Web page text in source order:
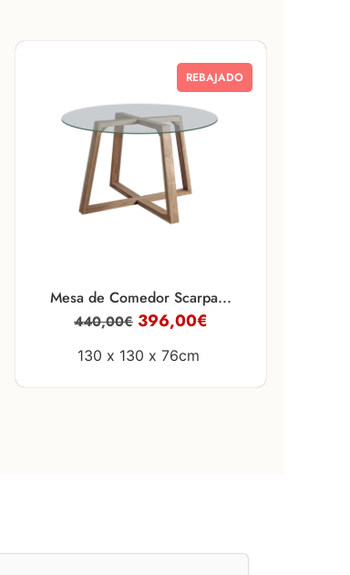
REBAJADO
Mesa de Comedor Scarpa...
440,00€ 396,00€
130 x 130 x 76cm